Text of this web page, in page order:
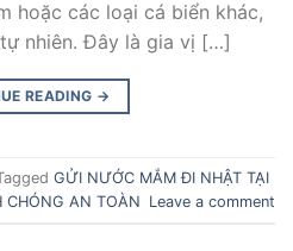
hoặc các loại cá biển khác,
nhiên. Đây là gia vị […]
READING →
GỬI NƯỚC MẮM ĐI NHẬT TẠI
CHÓNG AN TOÀN Leave a comment